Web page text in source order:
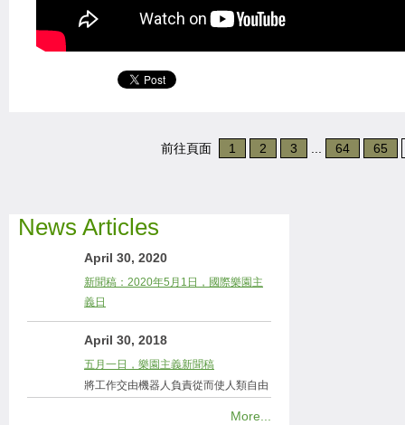
前往頁面 1 2 3 64 65
News Articles
April 30, 2020
新聞稿：2020年5月1日，國際樂園主
義日
April 30, 2018
五月一日，樂園主義新聞稿
將工作交由機器人負責從而使人類自由
More...